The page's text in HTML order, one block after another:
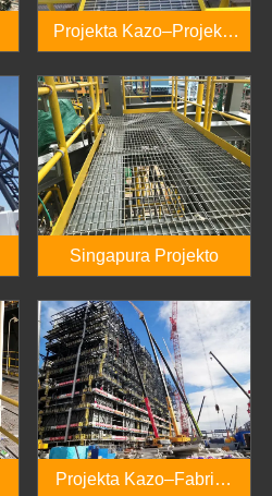
Projekta Kazo–Projekta
Kazo
Singapura Projekto
Projekta Kazo–Fabriko